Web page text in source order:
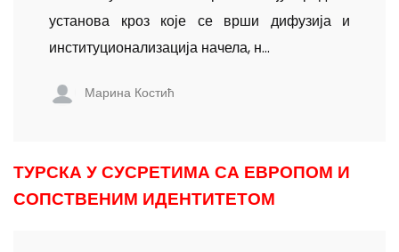
установа кроз које се врши дифузија и
институционализација начела, н...
Марина Костић
ТУРСКА У СУСРЕТИМА СА ЕВРОПОМ И
СОПСТВЕНИМ ИДЕНТИТЕТОМ